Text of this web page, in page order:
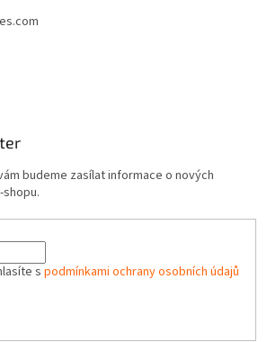
budeme zasílat informace o nových
s podmínkami ochrany osobních údajů